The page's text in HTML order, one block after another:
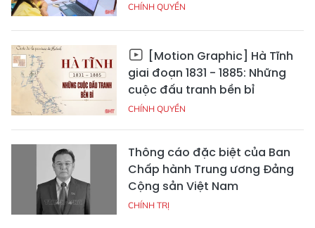
CHÍNH QUYỀN
[Motion Graphic] Hà Tĩnh
giai đoạn 1831 - 1885: Những
cuộc đấu tranh bền bỉ
CHÍNH QUYỀN
Thông cáo đặc biệt của Ban
Chấp hành Trung ương Đảng
Cộng sản Việt Nam
CHÍNH TRỊ